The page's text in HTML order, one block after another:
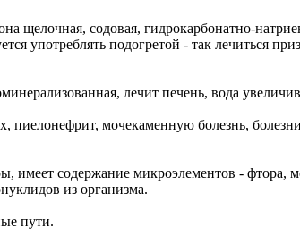
щелочная, содовая, гидрокарбонатно-
употреблять подогретой - так лечиться
лечит печень, вода
мочекаменную болезнь,
содержание микроэлементов - фтора,
из организма.
пути.